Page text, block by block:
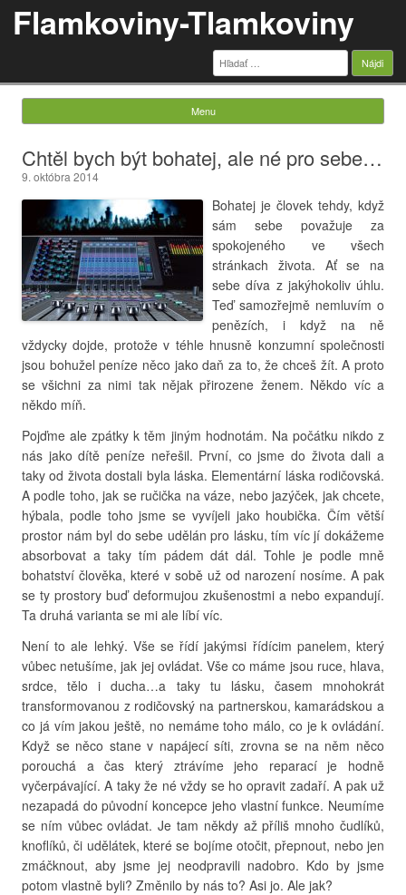
Flamkoviny-Tlamkoviny
Hľadať:
Menu
Chtěl bych být bohatej, ale né pro sebe…
9. októbra 2014
Bohatej je človek tehdy, když
sám sebe považuje za
spokojeného ve všech
stránkach života. Ať se na
sebe díva z jakýhokoliv úhlu.
Teď samozřejmě nemluvím o
penězích, i když na ně
vždycky dojde, protože v téhle hnusně konzumní společnosti
jsou bohužel peníze něco jako daň za to, že chceš žít. A proto
se všichni za nimi tak nějak přirozene ženem. Někdo víc a
někdo míň.
Pojďme ale zpátky k těm jiným hodnotám. Na počátku nikdo z
nás jako dítě peníze neřešil. První, co jsme do života dali a
taky od života dostali byla láska. Elementární láska rodičovská.
A podle toho, jak se ručička na váze, nebo jazýček, jak chcete,
hýbala, podle toho jsme se vyvíjeli jako houbička. Čím větší
prostor nám byl do sebe udělán pro lásku, tím víc jí dokážeme
absorbovat a taky tím pádem dát dál. Tohle je podle mně
bohatství člověka, které v sobě už od narození nosíme. A pak
se ty prostory buď deformujou zkušenostmi a nebo expandují.
Ta druhá varianta se mi ale líbí víc.
Není to ale lehký. Vše se řídí jakýmsi řídícim panelem, který
vůbec netušíme, jak jej ovládat. Vše co máme jsou ruce, hlava,
srdce, tělo i ducha…a taky tu lásku, časem mnohokrát
transformovanou z rodičovský na partnerskou, kamarádskou a
co já vím jakou ještě, no nemáme toho málo, co je k ovládání.
Když se něco stane v napájecí síti, zrovna se na něm něco
porouchá a čas který ztrávíme jeho reparací je hodně
vyčerpávající. A taky že né vždy se ho opravit zadaří. A pak už
nezapadá do původní koncepce jeho vlastní funkce. Neumíme
se ním vůbec ovládat. Je tam někdy až příliš mnoho čudlíků,
knoflíků, či udělátek, které se bojíme otočit, přepnout, nebo jen
zmáčknout, aby jsme jej neodpravili nadobro. Kdo by jsme
potom vlastně byli? Změnilo by nás to? Asi jo. Ale jak?